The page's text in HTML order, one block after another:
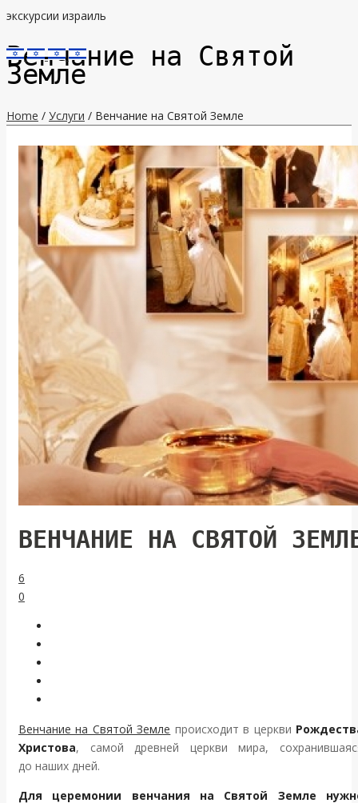
экскурсии израиль
Венчание на Святой
Земле
Home / Услуги / Венчание на Святой Земле
ВЕНЧАНИЕ НА СВЯТОЙ
6
0
Венчание на Святой Земле происходит в церкви
Христова, самой древней церкви мира,
до наших дней.
Для церемонии венчания на Святой Земле